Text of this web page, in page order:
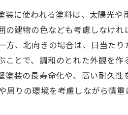
に使われる塗料は、太陽光
建物の色なども考慮しなけ
、北向きの場合は、日当た
とで、調和のとれた外観を
装の長寿命化や、高い耐久
りの環境を考慮しながら慎重